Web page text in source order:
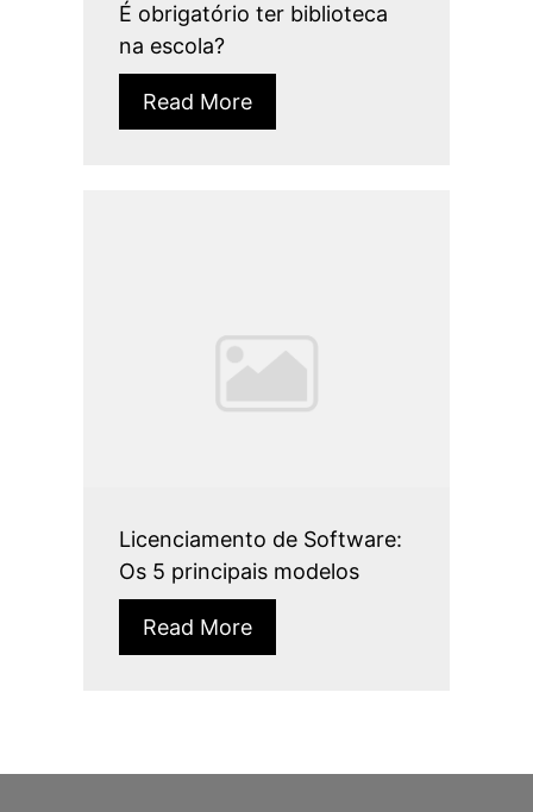
É obrigatório ter biblioteca
na escola?
Read More
Licenciamento de Software:
Os 5 principais modelos
Read More